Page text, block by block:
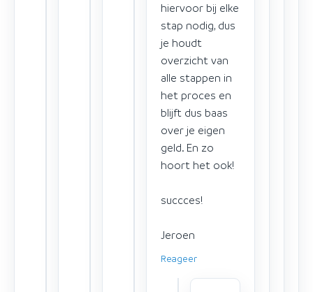
hiervoor bij elke
stap nodig, dus
je houdt
overzicht van
alle stappen in
het proces en
blijft dus baas
over je eigen
geld. En zo
hoort het ook!
succces!
Jeroen
Reageer